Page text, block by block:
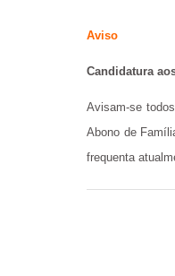
Aviso
Candidatura
Avisam-se
Abono de
frequenta